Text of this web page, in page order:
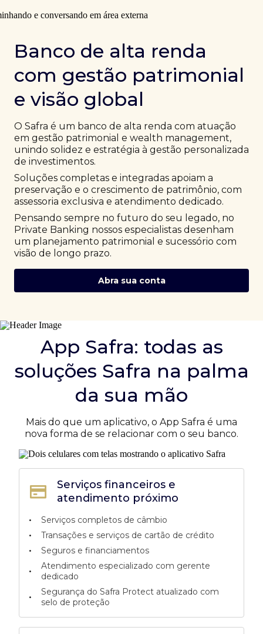
Banco de alta renda
com gestão patrimonial
e visão global
O Safra é um banco de alta renda com atuação
em gestão patrimonial e wealth management,
unindo solidez e estratégia à gestão personalizada
de investimentos.
Soluções completas e integradas apoiam a
preservação e o crescimento de patrimônio, com
assessoria exclusiva e atendimento dedicado.
Pensando sempre no futuro do seu legado, no
Private Banking nossos especialistas desenham
um planejamento patrimonial e sucessório com
visão de longo prazo.
Abra sua conta
App Safra: todas as
soluções Safra na palma
da sua mão
Mais do que um aplicativo, o App Safra é uma
nova forma de se relacionar com o seu banco.
Serviços financeiros e
atendimento próximo
•
Serviços completos de câmbio
• Transações e serviços de cartão de crédito
• Seguros e financiamentos
•
Atendimento especializado com gerente
dedicado
•
Segurança do Safra Protect atualizado com
selo de proteção